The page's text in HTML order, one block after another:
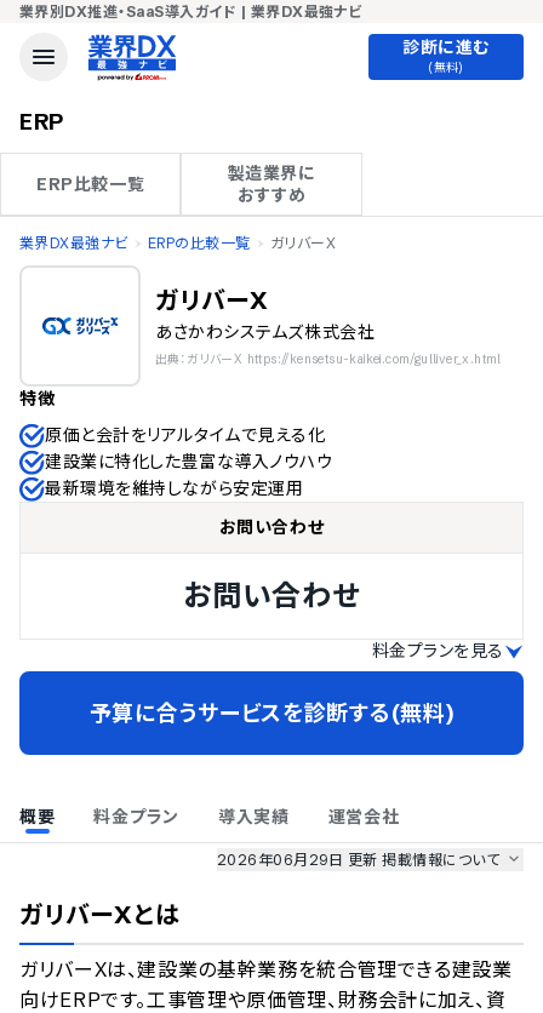
業界別DX推進・SaaS導入ガイド | 業界DX最強ナビ
診断に進む
(無料)
ERP
ERP比較一覧
製造業界に
おすすめ
業界DX最強ナビ ERPの比較一覧 ガリバーX
ガリバーX
あさかわシステムズ株式会社
出典：ガリバーX https://kensetsu-kaikei.com/gulliver_x.html
特徴
原価と会計をリアルタイムで見える化
建設業に特化した豊富な導入ノウハウ
最新環境を維持しながら安定運用
お問い合わせ
お問い合わせ
料金プランを見る
予算に合うサービスを診断する(無料)
概要 料金プラン 導入実績 運営会社
2026年06月29日 更新掲載情報について
のサービスデータを参照しています。
情報更新者：業界DX最強ナビ編集部 情報取得元 掲載修正依頼
ガリバーXとは
ガリバーXは、建設業の基幹業務を統合管理できる建設業
向けERPです。工事管理や原価管理、財務会計に加え、資